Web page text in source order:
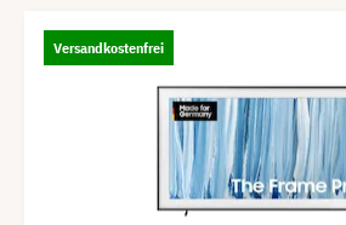
Versandkostenfrei